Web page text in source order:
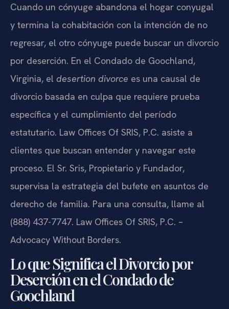
Cuando un cónyuge abandona el hogar conyugal
y termina la cohabitación con la intención de no
regresar, el otro cónyuge puede buscar un divorcio
por deserción. En el Condado de Goochland,
Virginia, el desertion divorce es una causal de
divorcio basada en culpa que requiere prueba
específica y el cumplimiento del período
estatutario. Law Offices Of SRIS, P.C. asiste a
clientes que buscan entender y navegar este
proceso. El Sr. Sris, Propietario y Fundador,
supervisa la estrategia del bufete en asuntos de
derecho de familia. Para una consulta, llame al
(888) 437-7747. Law Offices Of SRIS, P.C. –
Advocacy Without Borders.
Lo que Significa el Divorcio por
Deserción en el Condado de
Goochland